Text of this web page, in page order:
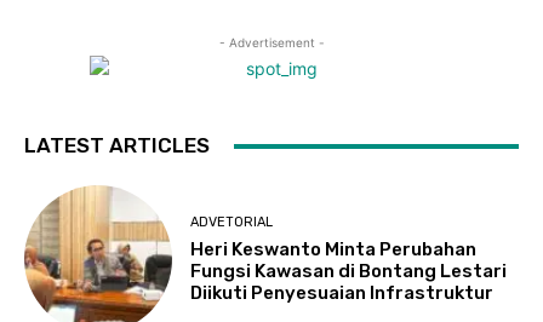
- Advertisement -
LATEST ARTICLES
ADVETORIAL
Heri Keswanto Minta Perubahan
Fungsi Kawasan di Bontang Lestari
Diikuti Penyesuaian Infrastruktur